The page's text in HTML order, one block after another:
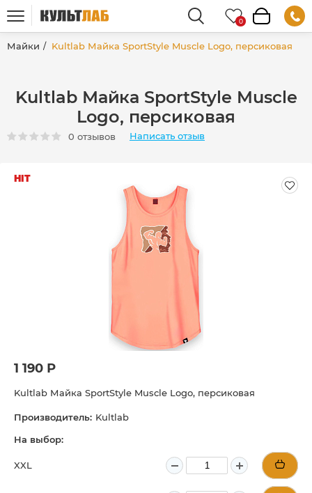
Майки Kultlab Майка SportStyle Muscle Logо, персиковая
Kultlab Майка SportStyle Muscle
Logо, персиковая
0 отзывов Написать отзыв
HIT
1 190 Р
Kultlab Майка SportStyle Muscle Logо, персиковая
Производитель: Kultlab
На выбор:
XXL